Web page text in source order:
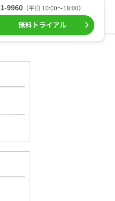
無料トライアル
9960（平日 10:00〜18:00）